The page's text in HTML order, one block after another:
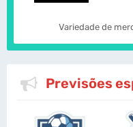
Variedade de
Previsões